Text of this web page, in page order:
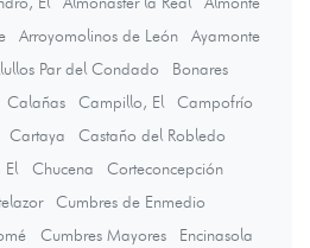
Arroyomolinos de León
Ayamonte
Par del Condado
Bonares
Calañas Campillo, El
Campofrío
Cartaya
Castaño del Robledo
El
Chucena
Corteconcepción
Cumbres de Enmedio
Cumbres Mayores
Encinasola